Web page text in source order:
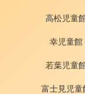
高松児童
幸児童館
若葉児童
富士見児童